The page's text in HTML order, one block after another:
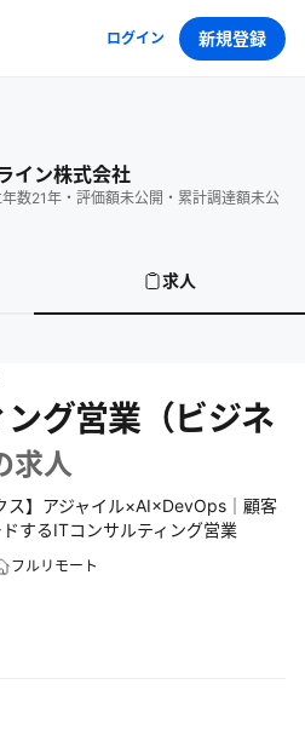
ログイン 新規登録
イン株式会社
数21年 ・ 評価額未公開 ・ 累計調達額未公
求人
グ営業（ビジネ
求人
ス】アジャイル×AI×DevOps｜顧客
するITコンサルティング営業
フルリモート